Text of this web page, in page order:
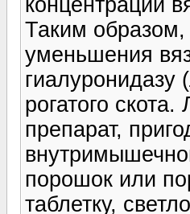
Таким образом,
уменьшения
гиалуронидазу
рогатого
препарат,
порошок или
таблетку,